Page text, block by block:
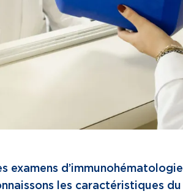
examens
les caractéristiques